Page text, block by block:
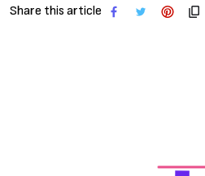
Share this article